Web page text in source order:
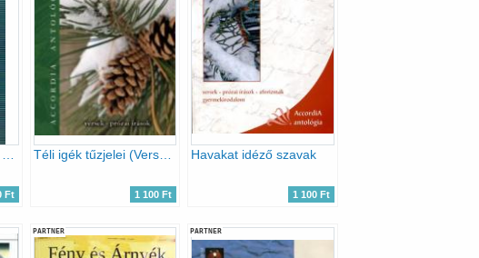
Jaj be szép az a Pest (versek Budapestről)
Ft
Téli igék tűzjelei (Versek és prózai írások)
1 100 Ft
Havakat idéző szavak
1 100 Ft
PARTNER PARTNER